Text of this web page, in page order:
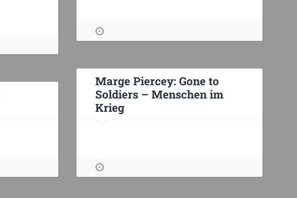
Marge Piercey: Gone to
Soldiers – Menschen im
Krieg